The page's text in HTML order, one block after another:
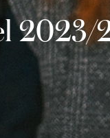
2023/